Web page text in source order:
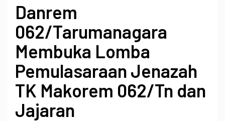
Danrem
062/Tarumanagara
Membuka Lomba
Pemulasaraan Jenazah
TK Makorem 062/Tn dan
Jajaran